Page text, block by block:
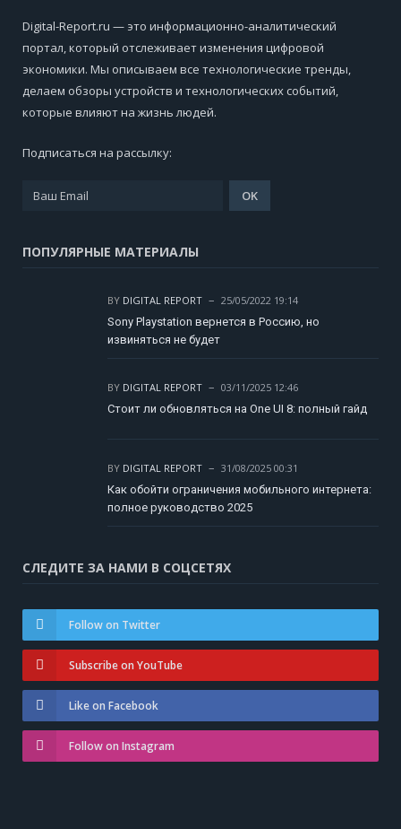
Digital-Report.ru — это информационно-аналитический
портал, который отслеживает изменения цифровой
экономики. Мы описываем все технологические тренды,
делаем обзоры устройств и технологических событий,
которые влияют на жизнь людей.
Подписаться на рассылку:
ПОПУЛЯРНЫЕ МАТЕРИАЛЫ
BY DIGITAL REPORT
25/05/2022 19:14
Sony Playstation вернется в Россию, но
извиняться не будет
BY DIGITAL REPORT
03/11/2025 12:46
Стоит ли обновляться на One UI 8: полный гайд
BY DIGITAL REPORT
31/08/2025 00:31
Как обойти ограничения мобильного интернета:
полное руководство 2025
СЛЕДИТЕ ЗА НАМИ В СОЦСЕТЯХ
Follow on Twitter
Subscribe on YouTube
Like on Facebook
Follow on Instagram